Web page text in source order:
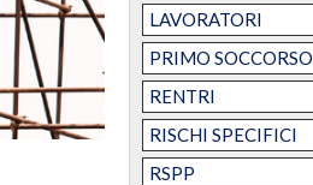
LAVORATORI
PRIMO SOCCORSO
RENTRI
RISCHI SPECIFICI
RSPP